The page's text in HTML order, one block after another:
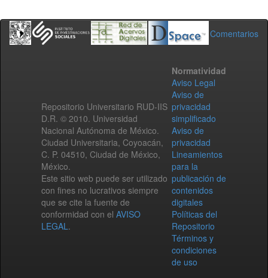
Comentarios
Repositorio Universitario RUD-IIS
D.R. © 2010. Universidad
Nacional Autónoma de México.
Ciudad Universitaria, Coyoacán,
C. P. 04510, Ciudad de México,
México.
Este sitio web puede ser utilizado
con fines no lucrativos siempre
que se cite la fuente de
conformidad con el AVISO
LEGAL.
Normatividad
Aviso Legal
Aviso de
privacidad
simplificado
Aviso de
privacidad
Lineamientos
para la
publicación de
contenidos
digitales
Políticas del
Repositorio
Términos y
condiciones
de uso